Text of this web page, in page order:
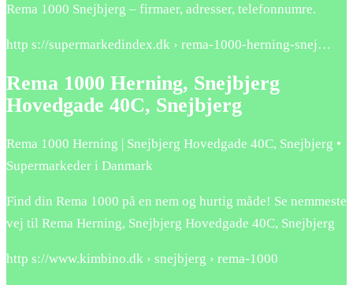
Rema 1000 Snejbjerg – firmaer, adresser, telefonnumre.
http s://supermarkedindex.dk › rema-1000-herning-snej…
Rema 1000 Herning, Snejbjerg
Hovedgade 40C, Snejbjerg
Rema 1000 Herning | Snejbjerg Hovedgade 40C, Snejbjerg •
Supermarkeder i Danmark
Find din Rema 1000 på en nem og hurtig måde! Se nemmeste
vej til Rema Herning, Snejbjerg Hovedgade 40C, Snejbjerg
http s://www.kimbino.dk › snejbjerg › rema-1000